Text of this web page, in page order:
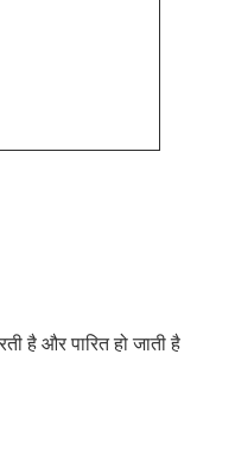
है और पारित हो जाती है